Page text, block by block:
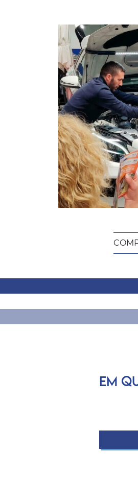
EM